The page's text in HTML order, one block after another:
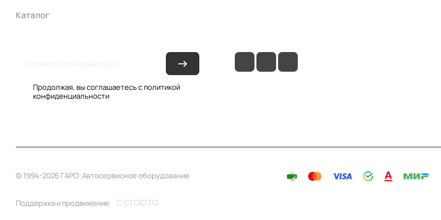
Каталог
Продолжая, вы соглашаетесь с политикой
конфиденциальности
© 1994-2026 ГАРО: Автосервисное оборудование
Поддержка и продвижение